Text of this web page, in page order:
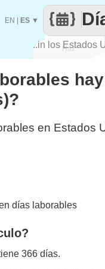
Haz
..in los Estados
EN ES ▼
en Estados
días laborables
366 días.